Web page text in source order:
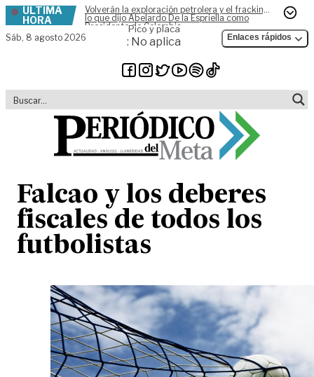
Skip to content
ÚLTIMA
HORA
Volverán la exploración petrolera y el fracking,
lo que dijo Abelardo De la Espriella como
Presidente de Colombia
Sáb, 8 agosto 2026
Pico y placa
: No aplica Enlaces rápidos
Falcao y los deberes
fiscales de todos los
futbolistas